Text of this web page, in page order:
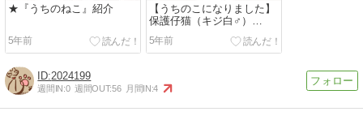
★『うちのねこ』紹介
5年前
【うちのこになりました】
保護仔猫（キジ白♂）
【21.02.22更新】
5年前
2024199
週間IN:0 週間OUT:56 月間IN:4